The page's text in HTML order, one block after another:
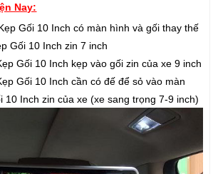
Nay:
Gối 10 Inch có màn hình và gối thay thế
Gối 10 Inch zin 7 inch
Gối 10 Inch kẹp vào gối zin của xe 9 inch
Gối 10 Inch cần có đế để sỏ vào màn
10 Inch zin của xe (xe sang trọng 7-9 inch)